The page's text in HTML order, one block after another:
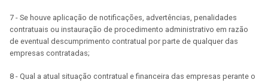
7 - Se houve aplicação de notificações, advertências, penalidades
contratuais ou instauração de procedimento administrativo em razão
de eventual descumprimento contratual por parte de qualquer das
empresas contratadas;
8 - Qual a atual situação contratual e financeira das empresas perante o